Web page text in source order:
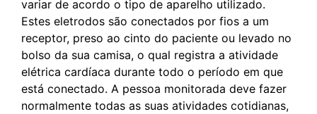
variar de acordo o tipo de aparelho utilizado.
Estes eletrodos são conectados por fios a um
receptor, preso ao cinto do paciente ou levado no
bolso da sua camisa, o qual registra a atividade
elétrica cardíaca durante todo o período em que
está conectado. A pessoa monitorada deve fazer
normalmente todas as suas atividades cotidianas,